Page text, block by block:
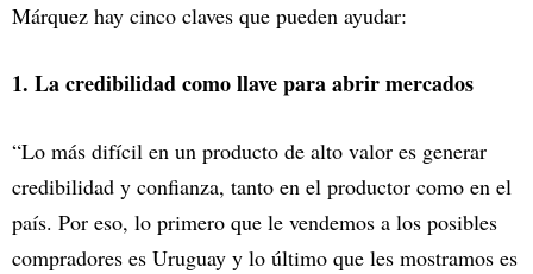
Márquez hay cinco claves que pueden ayudar:
1. La credibilidad como llave para abrir mercados
“Lo más difícil en un producto de alto valor es generar
credibilidad y confianza, tanto en el productor como en el
país. Por eso, lo primero que le vendemos a los posibles
compradores es Uruguay y lo último que les mostramos es